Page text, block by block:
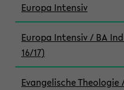
Europa Intensiv
Europa Intensiv / BA
16/17)
Evangelische